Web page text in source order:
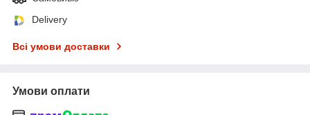
Delivery
Всі умови доставки
Умови оплати